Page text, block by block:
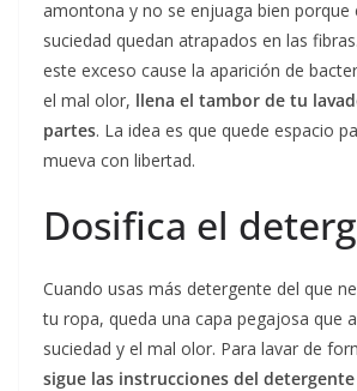
amontona y no se enjuaga bien porque
suciedad quedan atrapados en las
este exceso cause la aparición de
el mal olor, llena el tambor de tu
partes. La idea es que quede espacio
mueva con libertad.
Dosifica el
Cuando usas más detergente del que
tu ropa, queda una capa pegajosa que
suciedad y el mal olor. Para lavar de
sigue las instrucciones del